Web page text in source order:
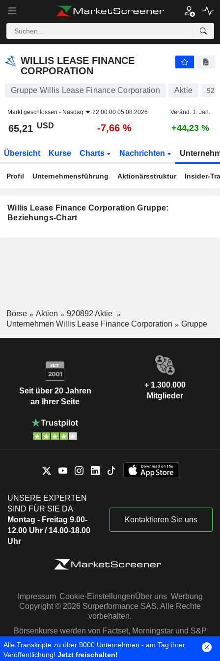
WILLIS LEASE FINANCE
CORPORATION
Gruppe Willis Lease Finance Corporation Aktie
Markt geschlossen - Nasdaq 22:00:00 05.08.2026 Veränd. 1. Jan.
65,21 USD -7,66 % +44,23 %
Übersicht Kurse Charts Nachrichten
Profil Unternehmensführung Aktionärsstruktur Insider-
Willis Lease Finance Corporation Gruppe:
Beziehungs-Chart
Börse Aktien
920892 Aktie
Unternehmen Willis Lease Finance Corporation
Gruppe
Seit über 20 Jahren
an Ihrer Seite
+ 1.300.000
Mitglieder
UNSERE EXPERTEN
SIND FÜR SIE DA
Montag - Freitag 9.00-
12.00 Uhr / 14.00-18.00
Uhr
Kontaktieren Sie uns
Impressum Cookie-EinstellungenÜber uns Werbung
Copyright © 2026 Surperformance SAS. Alle Rechte
vorbehalten.
Börsenkurse werden von Factset, Morningstar und S&P
Capital IQ zur Verfügung gestellt
Alle Transkripte zu über 9000 Unternehmen - am Tag ihrer
Veröffentlichung! Jetzt freischalten!